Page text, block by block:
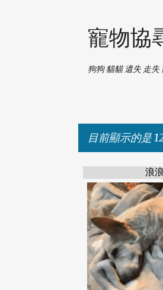
寵物協
狗狗 貓貓 遺失 走失
目前顯示的是
發
表
文
章
浪